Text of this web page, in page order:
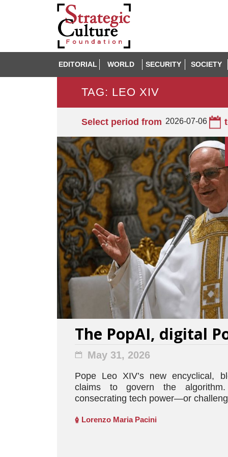
EDITORIAL WORLD SECURITY SOCIETY
TAG: LEO XIV
Select period from 2026-07-06
The PopAI, digital
May 31, 2026
Pope Leo XIV’s new encyclical,
claims to govern the
consecrating tech power—or
Lorenzo Maria Pacini